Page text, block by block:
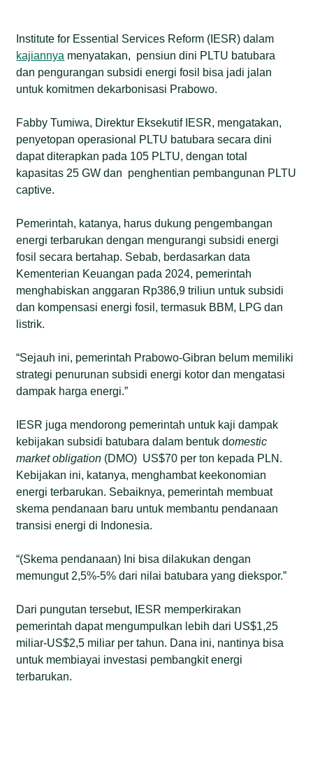
Institute for Essential Services Reform (IESR) dalam
kajiannya menyatakan, pensiun dini PLTU batubara
dan pengurangan subsidi energi fosil bisa jadi jalan
untuk komitmen dekarbonisasi Prabowo.
Fabby Tumiwa, Direktur Eksekutif IESR, mengatakan,
penyetopan operasional PLTU batubara secara dini
dapat diterapkan pada 105 PLTU, dengan total
kapasitas 25 GW dan penghentian pembangunan PLTU
captive.
Pemerintah, katanya, harus dukung pengembangan
energi terbarukan dengan mengurangi subsidi energi
fosil secara bertahap. Sebab, berdasarkan data
Kementerian Keuangan pada 2024, pemerintah
menghabiskan anggaran Rp386,9 triliun untuk subsidi
dan kompensasi energi fosil, termasuk BBM, LPG dan
listrik.
“Sejauh ini, pemerintah Prabowo-Gibran belum memiliki
strategi penurunan subsidi energi kotor dan mengatasi
dampak harga energi.”
IESR juga mendorong pemerintah untuk kaji dampak
kebijakan subsidi batubara dalam bentuk domestic
market obligation (DMO) US$70 per ton kepada PLN.
Kebijakan ini, katanya, menghambat keekonomian
energi terbarukan. Sebaiknya, pemerintah membuat
skema pendanaan baru untuk membantu pendanaan
transisi energi di Indonesia.
“(Skema pendanaan) Ini bisa dilakukan dengan
memungut 2,5%-5% dari nilai batubara yang diekspor.”
Dari pungutan tersebut, IESR memperkirakan
pemerintah dapat mengumpulkan lebih dari US$1,25
miliar-US$2,5 miliar per tahun. Dana ini, nantinya bisa
untuk membiayai investasi pembangkit energi
terbarukan.